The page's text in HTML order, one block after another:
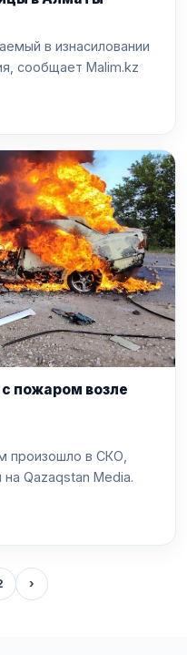
в изнасиловании
сообщает Malim.kz
пожаром возле
произошло в СКО,
Qazaqstan Media.
›